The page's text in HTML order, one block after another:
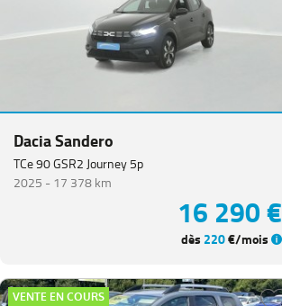
Dacia Sandero
TCe 90 GSR2 Journey 5p
2025 - 17 378 km
16 290 €
dès 220€/mois
VENTE EN COURS